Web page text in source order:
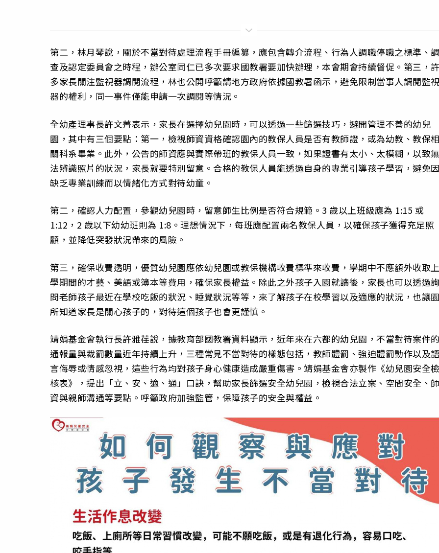
第二，林月琴說，關於不當對待處理流程手冊編纂，應包含轉介流程、行為人調職停職之標準、調
查及認定委員會之時程，辦公室同仁已多次要求國教署要加快辦理，本會期會持續督促。第三，許
多家長關注監視器調閱流程，林也公開呼籲請地方政府依據國教署函示，避免限制當事人調閱監視
器的權利，同一事件僅能申請一次調閱等情況。
全幼產理事長許文菁表示，家長在選擇幼兒園時，可以透過一些篩選技巧，避開管理不善的幼兒
園，其中有三個要點：第一，檢視師資資格確認園內的教保人員是否有教師證，或為幼教、教保相
關科系畢業。此外，公告的師資應與實際帶班的教保人員一致，如果證書有太小、太模糊，以致無
法辨識照片的狀況，家長就要特別留意。合格的教保人員能透過自身的專業引導孩子學習，避免因
缺乏專業訓練而以情緒化方式對待幼童。
第二，確認人力配置，參觀幼兒園時，留意師生比例是否符合規範。3 歲以上班級應為 1:15 或
1:12，2 歲以下幼幼班則為 1:8。理想情況下，每班應配置兩名教保人員，以確保孩子獲得充足照
顧，並降低突發狀況帶來的風險。
第三，確保收費透明，優質幼兒園應依幼兒園或教保機構收費標準來收費，學期中不應額外收取上
學期間的才藝、美語或簿本等費用，確保家長權益。除此之外孩子入園就讀後，家長也可以透過詢
問老師孩子最近在學校吃飯的狀況、睡覺狀況等等，來了解孩子在校學習以及適應的狀況，也讓園
所知道家長是關心孩子的，對待這個孩子也會更謹慎。
靖娟基金會執行長許雅荏說，據教育部國教署資料顯示，近年來在六都的幼兒園，不當對待案件的
通報量與裁罰數量近年持續上升，三種常見不當對待的樣態包括，教師體罰、強迫體罰動作以及語
言侮辱或情感忽視，這些行為均對孩子身心健康造成嚴重傷害。靖娟基金會亦製作《幼兒園安全檢
核表》，提出「立、安、適、通」口訣，幫助家長篩選安全幼兒園，檢視合法立案、空間安全、師
資與親師溝通等要點。呼籲政府加強監管，保障孩子的安全與權益。